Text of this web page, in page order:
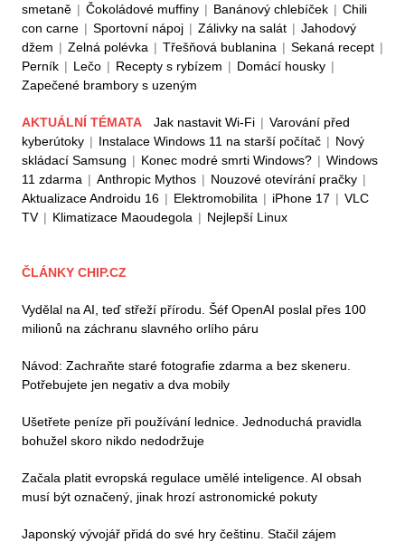
smetaně | Čokoládové muffiny | Banánový chlebíček | Chili
con carne | Sportovní nápoj | Zálivky na salát | Jahodový
džem | Zelná polévka | Třešňová bublanina | Sekaná recept |
Perník | Lečo | Recepty s rybízem | Domácí housky |
Zapečené brambory s uzeným
AKTUÁLNÍ TÉMATA Jak nastavit Wi-Fi | Varování před
kyberútoky | Instalace Windows 11 na starší počítač | Nový
skládací Samsung | Konec modré smrti Windows? | Windows
11 zdarma | Anthropic Mythos | Nouzové otevírání pračky |
Aktualizace Androidu 16 | Elektromobilita | iPhone 17 | VLC
TV | Klimatizace Maoudegola | Nejlepší Linux
ČLÁNKY CHIP.CZ
Vydělal na AI, teď střeží přírodu. Šéf OpenAI poslal přes 100
milionů na záchranu slavného orlího páru
Návod: Zachraňte staré fotografie zdarma a bez skeneru.
Potřebujete jen negativ a dva mobily
Ušetřete peníze při používání lednice. Jednoduchá pravidla
bohužel skoro nikdo nedodržuje
Začala platit evropská regulace umělé inteligence. AI obsah
musí být označený, jinak hrozí astronomické pokuty
Japonský vývojář přidá do své hry češtinu. Stačil zájem